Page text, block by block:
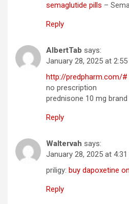
semaglutide pills –
Reply
AlbertTab says:
January 28, 2025 at
http://predpharm.com/#
no prescription
prednisone 10 mg
Reply
Waltervah says:
January 28, 2025 at
priligy: buy dapoxetine
Reply